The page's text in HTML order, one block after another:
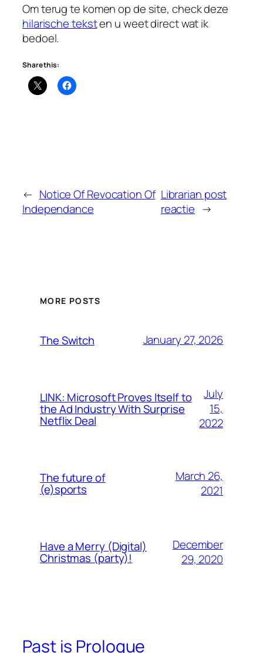
Om terug te komen op de site, check deze
hilarische teksten u weet direct wat ik
bedoel.
Share this:
← Notice Of Revocation Of
Independance
Librarian post
reactie →
MORE POSTS
The Switch January 27, 2026
LINK: Microsoft Proves Itself to
the Ad Industry With Surprise
Netflix Deal
July
15,
2022
The future of
(e)sports
March 26,
2021
Have a Merry (Digital)
Christmas (party)!
December
29, 2020
Past is Prologue